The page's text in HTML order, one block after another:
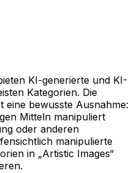
KI-generierte und KI-
Kategorien. Die
eine bewusste Ausnahme:
Mitteln manipuliert
oder anderen
manipulierte
in „Artistic Images“